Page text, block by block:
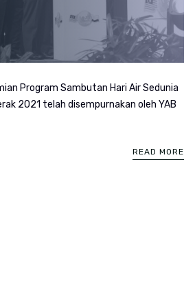
Program Sambutan Hari Air Sedunia
2021 telah disempurnakan oleh YAB
READ MORE